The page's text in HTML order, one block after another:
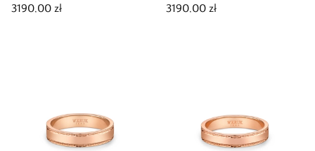
3190,00 zł 3190,00 zł